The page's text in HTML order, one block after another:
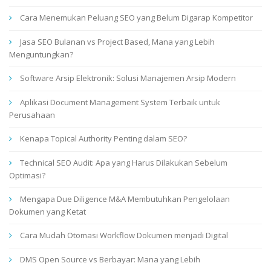
Cara Menemukan Peluang SEO yang Belum Digarap Kompetitor
Jasa SEO Bulanan vs Project Based, Mana yang Lebih
Menguntungkan?
Software Arsip Elektronik: Solusi Manajemen Arsip Modern
Aplikasi Document Management System Terbaik untuk
Perusahaan
Kenapa Topical Authority Penting dalam SEO?
Technical SEO Audit: Apa yang Harus Dilakukan Sebelum
Optimasi?
Mengapa Due Diligence M&A Membutuhkan Pengelolaan
Dokumen yang Ketat
Cara Mudah Otomasi Workflow Dokumen menjadi Digital
DMS Open Source vs Berbayar: Mana yang Lebih